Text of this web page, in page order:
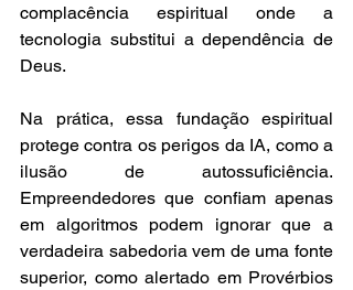
complacência espiritual onde a
tecnologia substitui a dependência de
Deus.
Na prática, essa fundação espiritual
protege contra os perigos da IA, como a
ilusão de autossuficiência.
Empreendedores que confiam apenas
em algoritmos podem ignorar que a
verdadeira sabedoria vem de uma fonte
superior, como alertado em Provérbios